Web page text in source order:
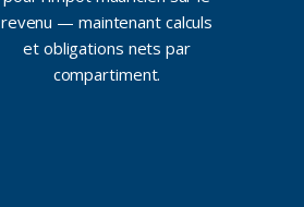
revenu — maintenant calculs
et obligations nets par
compartiment.